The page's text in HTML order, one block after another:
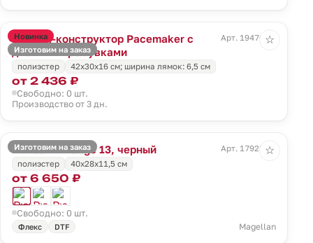
Новинка
Изготовим на заказ
Рюкзак-конструктор Pacemaker с
двойными ремувками
Арт. 19470.00
полиэстер 42х30х16 см; ширина лямок: 6,5 см
от 2 436 ₽
Свободно: 0 шт.
Производство от 3 дн.
☆
Изготовим на заказ
Рюкзак T Range 13, черный
Арт. 17923.30
полиэстер
40x28x11,5 см
от 6 650 ₽
Свободно: 0 шт.
Флекс DTF Magellan
☆